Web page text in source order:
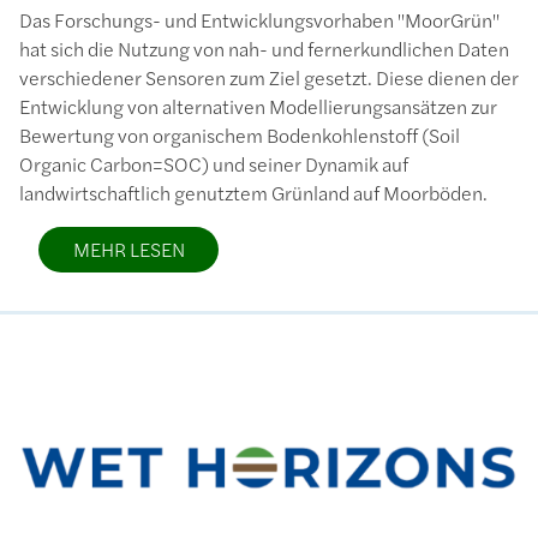
Das Forschungs- und Entwicklungsvorhaben "MoorGrün"
hat sich die Nutzung von nah- und fernerkundlichen Daten
verschiedener Sensoren zum Ziel gesetzt. Diese dienen der
Entwicklung von alternativen Modellierungsansätzen zur
Bewertung von organischem Bodenkohlenstoff (Soil
Organic Carbon=SOC) und seiner Dynamik auf
landwirtschaftlich genutztem Grünland auf Moorböden.
MEHR LESEN